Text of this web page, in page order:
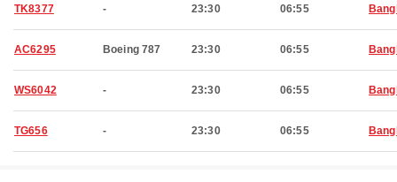
TK8377 - 23:30 06:55
AC6295 Boeing 787 23:30 06:55
WS6042 - 23:30 06:55
TG656 - 23:30 06:55